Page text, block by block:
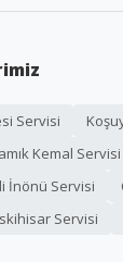
Servisi
Kemal Servisi
İnönü Servisi
Servisi